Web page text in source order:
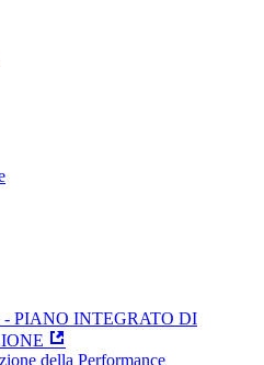
PIANO INTEGRATO DI
della Performance